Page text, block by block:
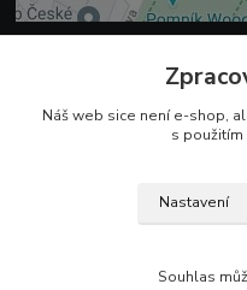
+420 225 375 800
Náš web sice není e-shop,
s
Nastavení
Souhlas